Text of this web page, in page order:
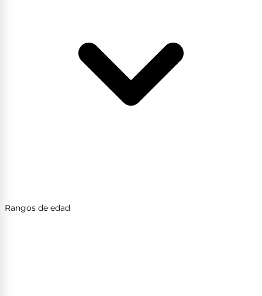
Rangos de edad